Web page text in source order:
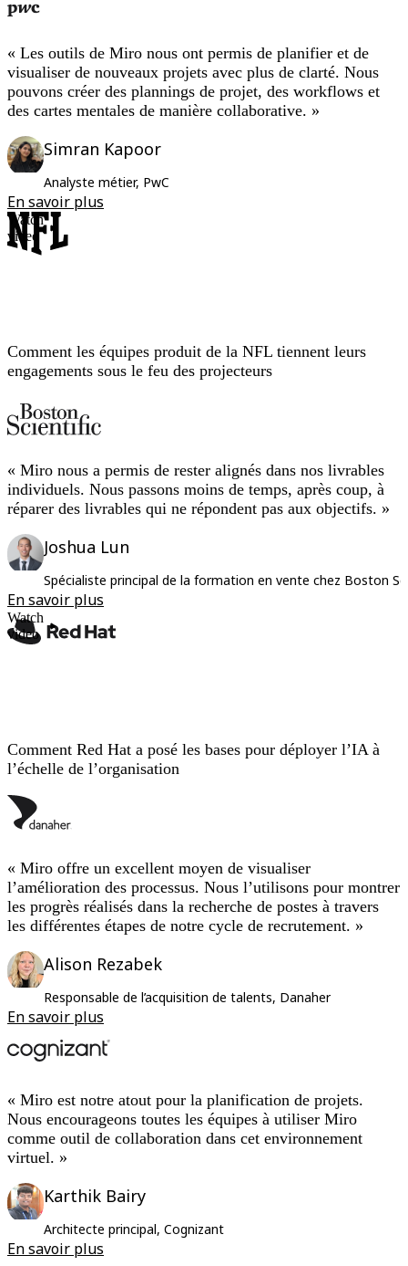
« Les outils de Miro nous ont permis de planifier et de
visualiser de nouveaux projets avec plus de clarté. Nous
pouvons créer des plannings de projet, des workflows et
des cartes mentales de manière collaborative. »
Simran Kapoor
Analyste métier, PwC
En savoir plus
« Miro nous a permis de rester alignés dans nos livrables
individuels. Nous passons moins de temps, après coup, à
réparer des livrables qui ne répondent pas aux objectifs. »
Joshua Lun
Spécialiste principal de la formation en vente chez Boston
En savoir plus
« Miro offre un excellent moyen de visualiser
l’amélioration des processus. Nous l’utilisons pour montrer
les progrès réalisés dans la recherche de postes à travers
les différentes étapes de notre cycle de recrutement. »
Alison Rezabek
Responsable de l’acquisition de talents, Danaher
En savoir plus
Watch
video
Comment les équipes produit de la NFL tiennent leurs
engagements sous le feu des projecteurs
Watch
video
Comment Red Hat a posé les bases pour déployer l’IA à
l’échelle de l’organisation
« Miro est notre atout pour la planification de projets.
Nous encourageons toutes les équipes à utiliser Miro
comme outil de collaboration dans cet environnement
virtuel. »
Karthik Bairy
Architecte principal, Cognizant
En savoir plus